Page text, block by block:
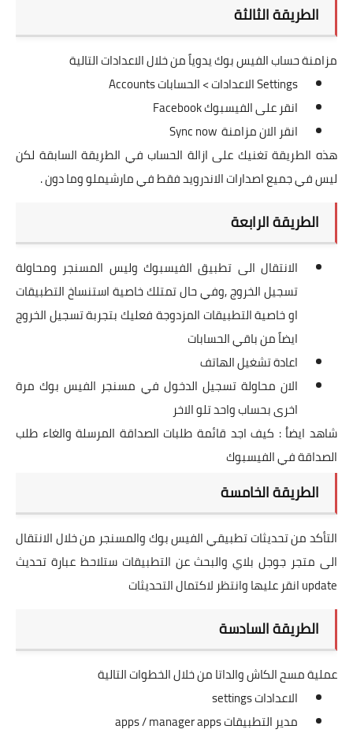
الطريقة الثالثة
مزامنة حساب الفيس بوك يدوياً من خلال الاعدادات التالية
Settings الاعدادات > الحسابات Accounts
انقر على الفيسبوك Facebook
انقر الان مزامنة Sync now
هذه الطريقة تغنيك على ازالة الحساب في الطريقة السابقة لكن
ليس في جميع اصدارات الاندرويد فقط في مارشيملو وما دون .
الطريقة الرابعة
الانتقال الى تطبيق الفيسبوك وليس المسنجر ومحاولة
تسجيل الخروج ,وفي حال تمتلك خاصية استنساخ التطبيقات
او خاصية التطبيقات المزدوجة فعليك بتجربة تسجيل الخروج
ايضاً من باقي الحسابات
اعادة تشغيل الهاتف
الان محاولة تسجيل الدخول في مسنجر الفيس بوك مرة
اخرى بحساب واحد تلو الاخر
شاهد ايضاُ : كيف اجد قائمة طلبات الصداقة المرسلة والغاء طلب
الصداقة في الفيسبوك
الطريقة الخامسة
التأكد من تحديثات تطبيقي الفيس بوك والمسنجر من خلال الانتقال
الى متجر جوجل بلاي والبحث عن التطبيقات ستلاحظ عبارة تحديث
update انقر عليها وانتظر لاكتمال التحديثات
الطريقة السادسة
عملية مسح الكاش والداتا من خلال الخطوات التالية
الاعدادات settings
مدير التطبيقات apps / manager apps